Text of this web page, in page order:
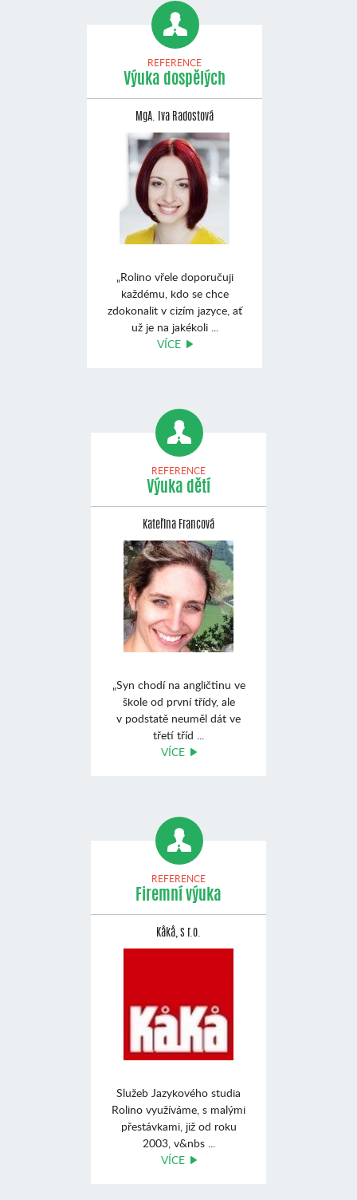
REFERENCE
Výuka dospělých
MgA. Iva Radostová
„Rolino vřele doporučuji
každému, kdo se chce
zdokonalit v cizím jazyce, ať
už je na jakékoli ...
VÍCE
REFERENCE
Výuka dětí
Kateřina Francová
„Syn chodí na angličtinu ve
škole od první třídy, ale
v podstatě neuměl dát ve
třetí tříd ...
VÍCE
REFERENCE
Firemní výuka
Kåkå, s r.o.
Služeb Jazykového studia
Rolino využíváme, s malými
přestávkami, již od roku
2003, v&nbs ...
VÍCE